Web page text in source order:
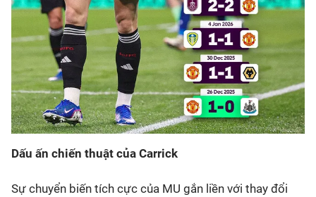
Dấu ấn chiến thuật của Carrick
Sự chuyển biến tích cực của MU gắn liền với thay đổi